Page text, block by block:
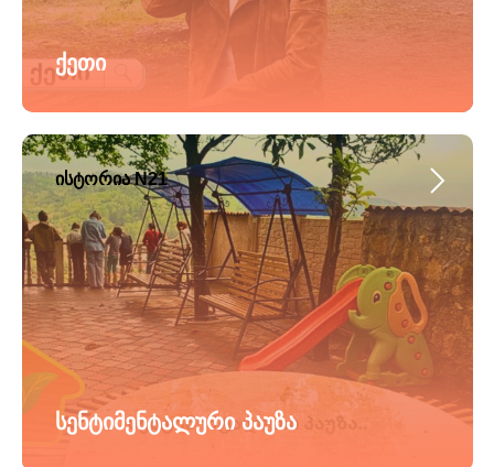
ქეთი
ისტორია N21
სენტიმენტალური პაუზა